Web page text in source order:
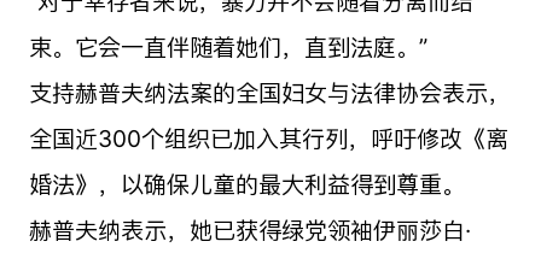
束。它会一直伴随着她们，直到法庭。”
支持赫普夫纳法案的全国妇女与法律协会表示，
全国近300个组织已加入其行列，呼吁修改《离
婚法》，以确保儿童的最大利益得到尊重。
赫普夫纳表示，她已获得绿党领袖伊丽莎白·